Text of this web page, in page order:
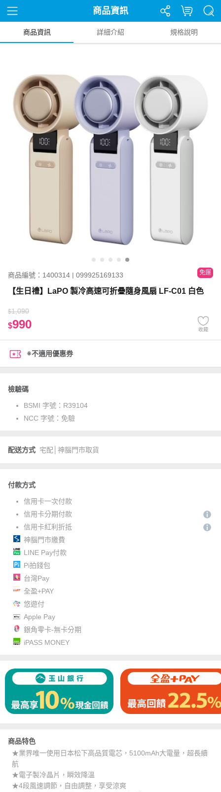
商品資訊
商品資訊 詳細介紹 規格說明
商品編號：1400314 | 099925169133 免運
【生日禮】LaPO 製冷高速可折疊隨身風扇 LF-C01 白色
$1,090
$990 收藏
※不適用優惠券
檢驗碼
BSMI 字號： R39104
NCC 字號： 免驗
配送方式 宅配│神腦門市取貨
付款方式
信用卡一次付款
信用卡分期付款
信用卡紅利折抵
神腦門市繳費
LINE Pay付款
Pi拍錢包
台灣Pay
全盈+PAY
悠遊付
Apple Pay
銀角零卡-無卡分期
iPASS MONEY
商品特色
★業界唯一使用日本松下高品質電芯，5100mAh大電量，超長續
航
★電子製冷晶片，瞬效降溫
★4段風速調節，自由調整，享受涼爽